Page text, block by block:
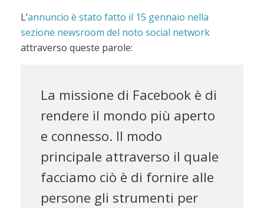
L’annuncio è stato fatto il 15 gennaio nella
sezione newsroom del noto social network
attraverso queste parole:
La missione di Facebook è di
rendere il mondo più aperto
e connesso. Il modo
principale attraverso il quale
facciamo ciò è di fornire alle
persone gli strumenti per